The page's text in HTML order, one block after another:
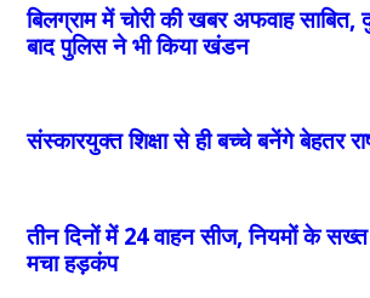
बिलग्राम में चोरी की खबर अफवाह साबित,
बाद पुलिस ने भी किया खंडन
संस्कारयुक्त शिक्षा से ही बच्चे बनेंगे बेहतर
तीन दिनों में 24 वाहन सीज, नियमों के
मचा हड़कंप